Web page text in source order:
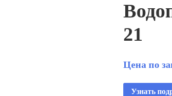
21
Цена по
Узнать